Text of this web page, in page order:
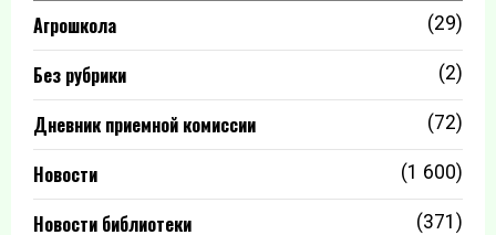
Агрошкола (29)
Без рубрики (2)
Дневник приемной комиссии (72)
Новости (1 600)
Новости библиотеки (371)